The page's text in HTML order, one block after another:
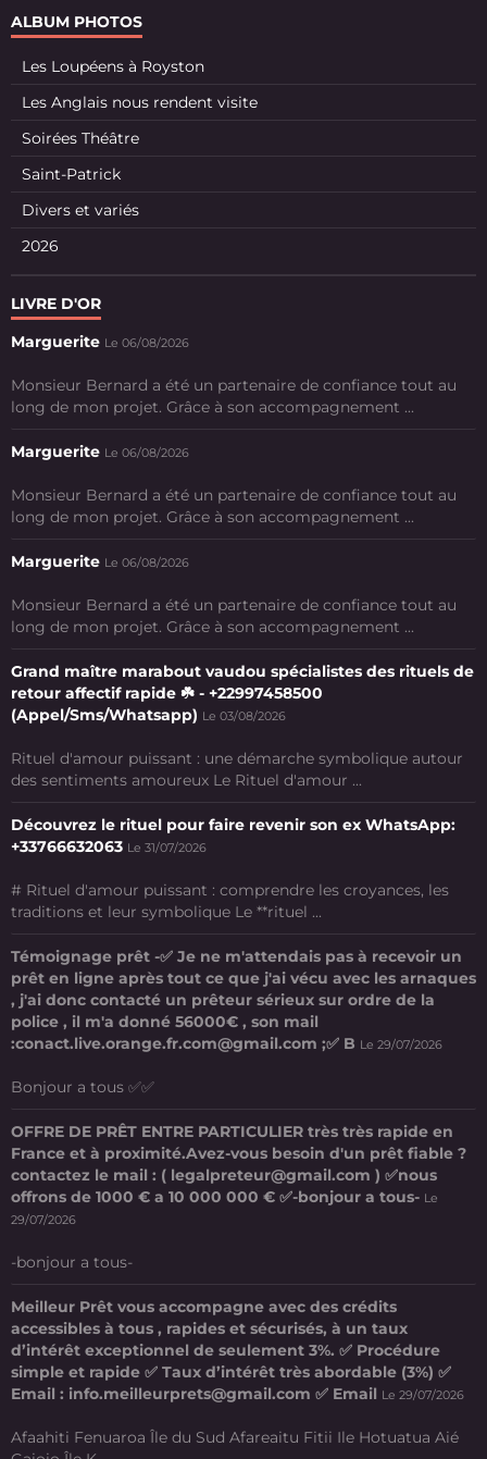
ALBUM PHOTOS
Les Loupéens à Royston
Les Anglais nous rendent visite
Soirées Théâtre
Saint-Patrick
Divers et variés
2026
LIVRE D'OR
Marguerite Le 06/08/2026
Monsieur Bernard a été un partenaire de confiance tout au
long de mon projet. Grâce à son accompagnement ...
Marguerite Le 06/08/2026
Monsieur Bernard a été un partenaire de confiance tout au
long de mon projet. Grâce à son accompagnement ...
Marguerite Le 06/08/2026
Monsieur Bernard a été un partenaire de confiance tout au
long de mon projet. Grâce à son accompagnement ...
Grand maître marabout vaudou spécialistes des rituels de
retour affectif rapide ☘️ - +22997458500
(Appel/Sms/Whatsapp) Le 03/08/2026
Rituel d'amour puissant : une démarche symbolique autour
des sentiments amoureux Le Rituel d'amour ...
Découvrez le rituel pour faire revenir son ex WhatsApp:
+33766632063 Le 31/07/2026
# Rituel d'amour puissant : comprendre les croyances, les
traditions et leur symbolique Le **rituel ...
Témoignage prêt -✅ Je ne m'attendais pas à recevoir un
prêt en ligne après tout ce que j'ai vécu avec les arnaques
, j'ai donc contacté un prêteur sérieux sur ordre de la
police , il m'a donné 56000€ , son mail
:conact.live.orange.fr.com@gmail.com ;✅ B Le 29/07/2026
Bonjour a tous ✅✅
OFFRE DE PRÊT ENTRE PARTICULIER très très rapide en
France et à proximité.Avez-vous besoin d'un prêt fiable ?
contactez le mail : ( legalpreteur@gmail.com ) ✅nous
offrons de 1000 € a 10 000 000 € ✅-bonjour a tous- Le
29/07/2026
-bonjour a tous-
Meilleur Prêt vous accompagne avec des crédits
accessibles à tous , rapides et sécurisés, à un taux
d’intérêt exceptionnel de seulement 3%. ✅ Procédure
simple et rapide ✅ Taux d’intérêt très abordable (3%) ✅
Email : info.meilleurprets@gmail.com ✅ Email Le 29/07/2026
Afaahiti Fenuaroa Île du Sud Afareaitu Fitii Ile Hotuatua Aié